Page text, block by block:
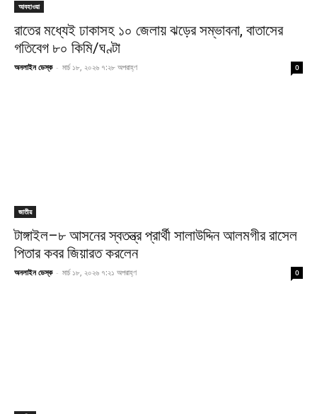
আবহাওয়া
রাতের মধ্যেই ঢাকাসহ ১০ জেলায় ঝড়ের সম্ভাবনা, বাতাসের
গতিবেগ ৮০ কিমি/ঘণ্টা
অনলাইন ডেস্ক - মার্চ ১৮, ২০২৬ ৭:২৮ অপরাহ্ণ 0
জাতীয়
টাঙ্গাইল–৮ আসনের স্বতন্ত্র প্রার্থী সালাউদ্দিন আলমগীর রাসেল
পিতার কবর জিয়ারত করলেন
অনলাইন ডেস্ক - মার্চ ১৮, ২০২৬ ৭:২১ অপরাহ্ণ 0